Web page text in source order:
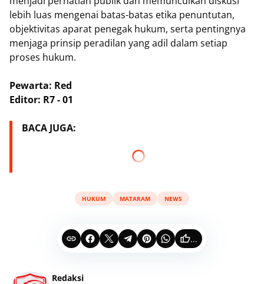
lebih luas mengenai batas-batas etika penuntutan,
objektivitas aparat penegak hukum, serta pentingnya
menjaga prinsip peradilan yang adil dalam setiap
proses hukum.
Pewarta: Red
Editor: R7 - 01
BACA JUGA:
HUKUM MATARAM NEWS
...
Redaksi